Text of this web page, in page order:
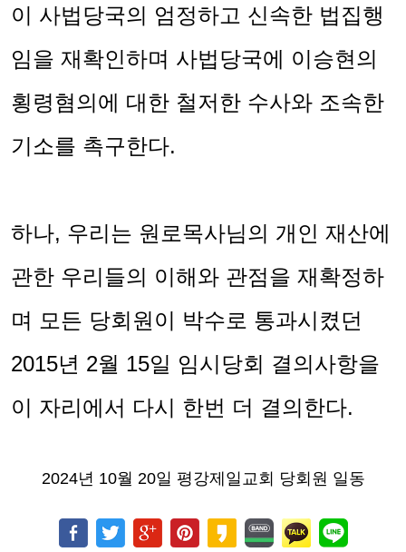
이 사법당국의 엄정하고 신속한 법집행
임을 재확인하며 사법당국에 이승현의
횡령혐의에 대한 철저한 수사와 조속한
기소를 촉구한다.
하나, 우리는 원로목사님의 개인 재산에
관한 우리들의 이해와 관점을 재확정하
며 모든 당회원이 박수로 통과시켰던
2015년 2월 15일 임시당회 결의사항을
이 자리에서 다시 한번 더 결의한다.
2024년 10월 20일 평강제일교회 당회원 일동